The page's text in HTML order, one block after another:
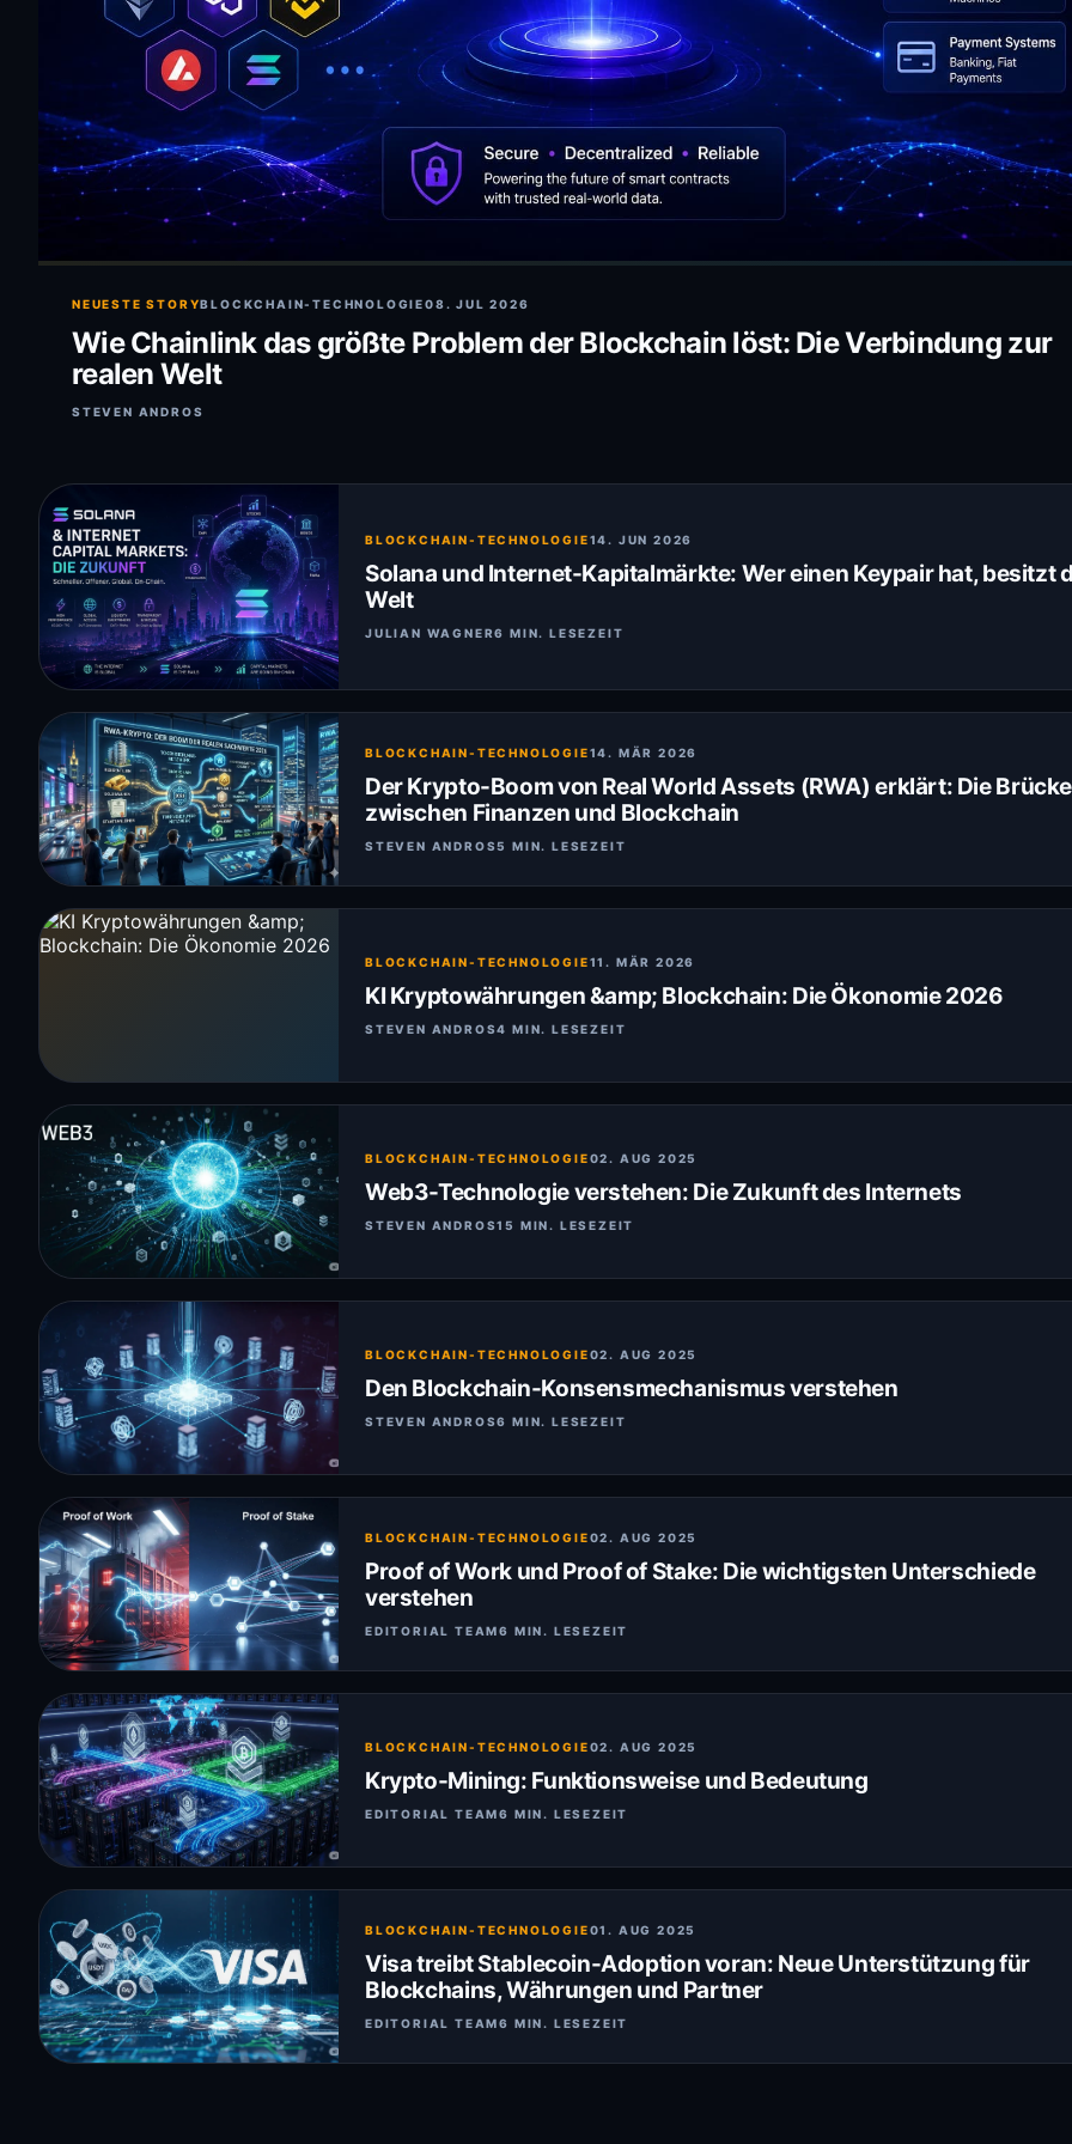
NEUESTE STORYBLOCKCHAIN-TECHNOLOGIE08. JUL 2026
Wie Chainlink das größte Problem der Blockchain löst: Die Verbindung zur
realen Welt
STEVEN ANDROS
BLOCKCHAIN-TECHNOLOGIE14. JUN 2026
Solana und Internet-Kapitalmärkte: Wer einen Keypair hat, besitzt
Welt
JULIAN WAGNER6 MIN. LESEZEIT
BLOCKCHAIN-TECHNOLOGIE14. MÄR 2026
Der Krypto-Boom von Real World Assets (RWA) erklärt: Die Brücke
zwischen Finanzen und Blockchain
STEVEN ANDROS5 MIN. LESEZEIT
BLOCKCHAIN-TECHNOLOGIE11. MÄR 2026
KI Kryptowährungen &amp; Blockchain: Die Ökonomie 2026
STEVEN ANDROS4 MIN. LESEZEIT
BLOCKCHAIN-TECHNOLOGIE02. AUG 2025
Web3-Technologie verstehen: Die Zukunft des Internets
STEVEN ANDROS15 MIN. LESEZEIT
BLOCKCHAIN-TECHNOLOGIE02. AUG 2025
Den Blockchain-Konsensmechanismus verstehen
STEVEN ANDROS6 MIN. LESEZEIT
BLOCKCHAIN-TECHNOLOGIE02. AUG 2025
Proof of Work und Proof of Stake: Die wichtigsten Unterschiede
verstehen
EDITORIAL TEAM6 MIN. LESEZEIT
BLOCKCHAIN-TECHNOLOGIE02. AUG 2025
Krypto-Mining: Funktionsweise und Bedeutung
EDITORIAL TEAM6 MIN. LESEZEIT
BLOCKCHAIN-TECHNOLOGIE01. AUG 2025
Visa treibt Stablecoin-Adoption voran: Neue Unterstützung für
Blockchains, Währungen und Partner
EDITORIAL TEAM6 MIN. LESEZEIT